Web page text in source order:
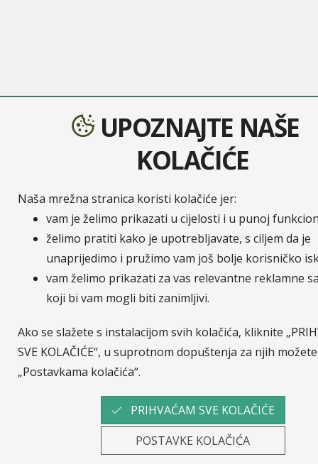
UPOZNAJTE NAŠE
KOLAČIĆE
Naša mrežna stranica koristi kolačiće jer:
vam je želimo prikazati u cijelosti i u punoj
želimo pratiti kako je upotrebljavate, s ciljem da je
unaprijedimo i pružimo vam još bolje korisničko
vam želimo prikazati za vas relevantne reklamne
koji bi vam mogli biti zanimljivi.
Ako se slažete s instalacijom svih kolačića, kliknite
SVE KOLAČIĆE“, u suprotnom dopuštenja za njih
„Postavkama kolačića“.
PRIHVAĆAM SVE KOLAČIĆE
POSTAVKE KOLAČIĆA